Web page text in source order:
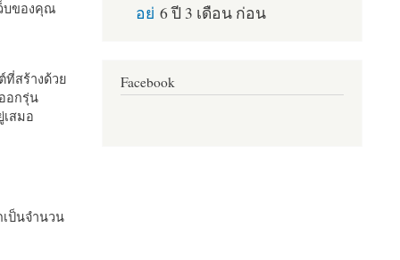
บของคุณ
ที่สร้างด้วย
อกรุ่น
สมอ
ป็นจำนวน
อย่ 6 ปี 3 เดือน ก่อน
Facebook